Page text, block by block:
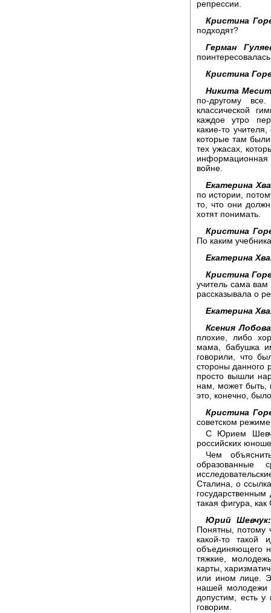
репрессии.
Кристина
подходят?
Герман
Кристина
Никита
по-другому
классической
каждое утро
какие-то
которые там
тех ужасах,
войне.
Екатерина
по истории,
то, что они
хотят понимать.
Кристина
По каким
Екатерина
Кристина
учитель сама
рассказывала о
Екатерина
Ксения
плохие, либо
мама, бабушка
говорили, что
стороны данного
просто вышли
нам, может быть,
это, конечно,
Кристина
советском
С Юрием
российских
Чем
образованные
Сталина, о
такая фигура, как
Юрий Шевчук:
Понятны, потому
какой-то такой
объединяющего
тяжкие,
карты,
или ином лице.
нашей молодежи
допустим, есть
говорим.